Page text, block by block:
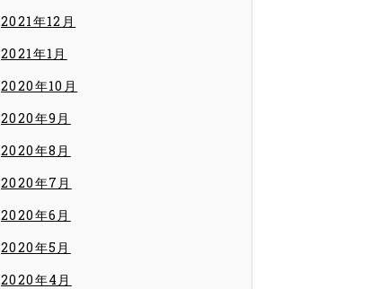
2021年12月
2021年1月
2020年10月
2020年9月
2020年8月
2020年7月
2020年6月
2020年5月
2020年4月